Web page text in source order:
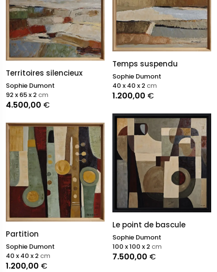
Territoires silencieux
Sophie Dumont
4.500,00 €
92 x 65 x 2 cm
Partition
Sophie Dumont
1.200,00 €
40 x 40 x 2 cm
Temps suspendu
Sophie Dumont
1.200,00 €
40 x 40 x 2 cm
Le point de bascule
Sophie Dumont
7.500,00 €
100 x 100 x 2 cm